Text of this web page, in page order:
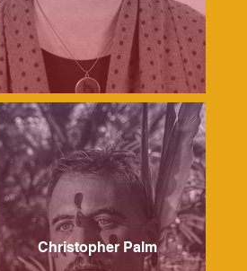
Christopher Palm